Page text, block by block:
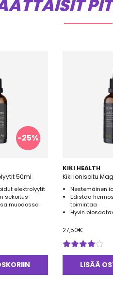
-25%
Kiki Ionisoidut Elektrolyytit 50ml
elektrolyytit
sekoitus
muodossa
KIKI HEALTH
Kiki Ionisoitu
Nestemäinen
Edistää
toimintaa
Hyvin
27,50€
Arvostelu
tuotteesta:
LISÄÄ